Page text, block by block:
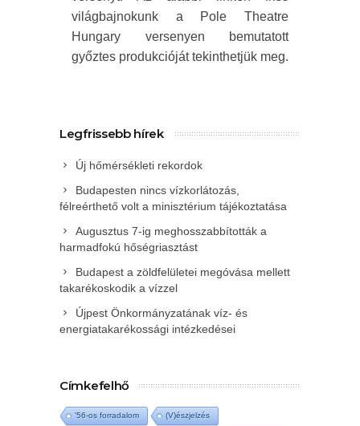
világbajnokunk a Pole Theatre
Hungary versenyen bemutatott
győztes produkcióját tekinthetjük meg.
Legfrissebb hírek
Új hőmérsékleti rekordok
Budapesten nincs vízkorlátozás,
félreérthető volt a minisztérium tájékoztatása
Augusztus 7-ig meghosszabbították a
harmadfokú hőségriasztást
Budapest a zöldfelületei megóvása mellett
takarékoskodik a vízzel
Újpest Önkormányzatának víz- és
energiatakarékossági intézkedései
Címkefelhő
'56-os forradalom (V)észjelzés